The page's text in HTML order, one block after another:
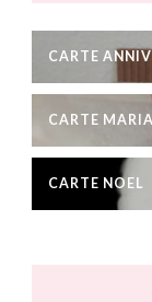
CARTE
CARTE
CARTE NOEL